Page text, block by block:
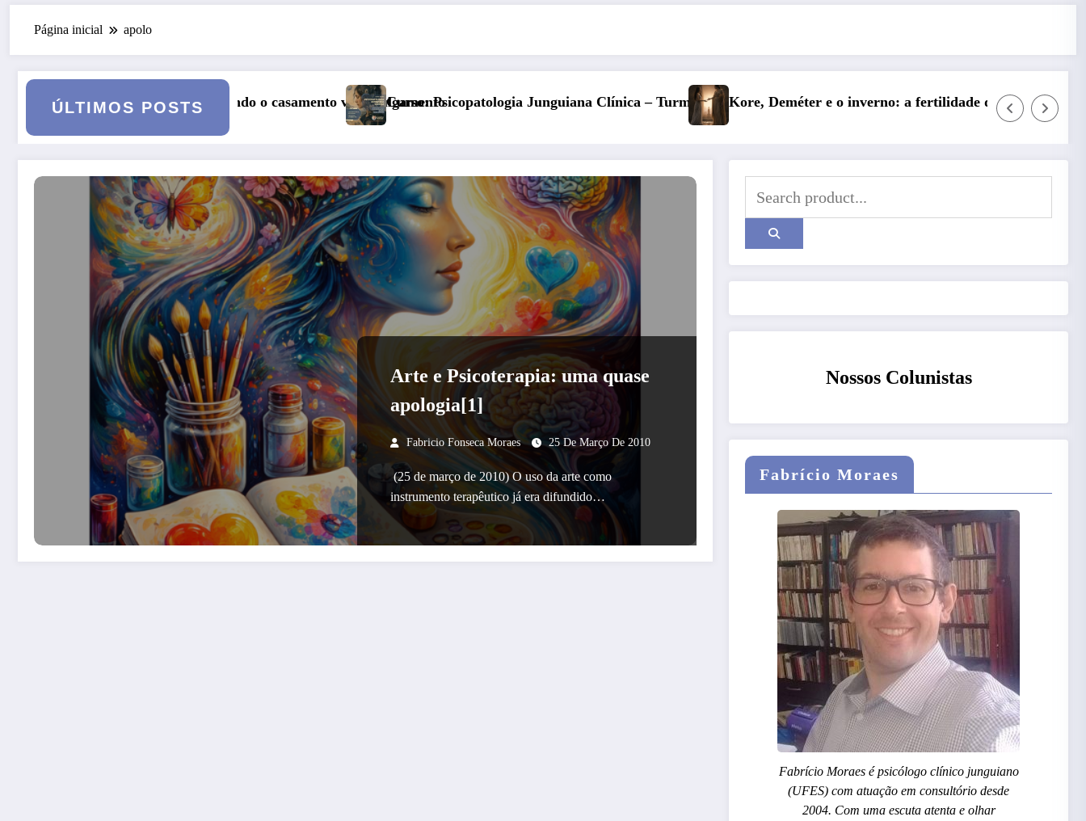
Página inicial apolo
ÚLTIMOS POSTS
casamento vai a julgamentoCurso: Psicopatologia Junguiana Clínica – Turma 6 Kore, Deméter e o inverno: a fertilidade das profundezasEntre o Falso e o Não Vivido: trauma,
Arte e Psicoterapia: uma quase
apologia[1]
Fabricio Fonseca Moraes 25 De Março De 2010
(25 de março de 2010) O uso da arte como
instrumento terapêutico já era difundido…
Nossos Colunistas
Fabrício Moraes
Fabrício Moraes é psicólogo clínico junguiano
(UFES) com atuação em consultório desde
2004. Com uma escuta atenta e olhar